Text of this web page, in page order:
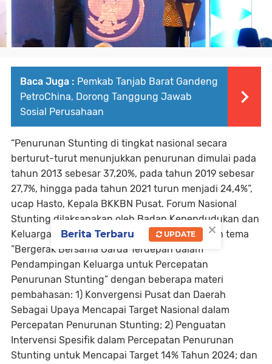
Baca Juga : Pemkab Tanjab Barat Gandeng
PetroChina, Dorong Tanggung Jawab
Sosial Perusahaan
“Penurunan Stunting di tingkat nasional secara
berturut-turut menunjukkan penurunan dimulai pada
tahun 2013 sebesar 37,20%, pada tahun 2019 sebesar
27,7%, hingga pada tahun 2021 turun menjadi 24,4%”,
ucap Hasto, Kepala BKKBN Pusat. Forum Nasional
Stunting dilaksanakan oleh Badan Kependudukan dan
Keluarga Berencana Nasional (BKKBN) dengan tema
”Bergerak Bersama Garda Terdepan dalam
Pendampingan Keluarga untuk Percepatan
Penurunan Stunting” dengan beberapa materi
pembahasan: 1) Konvergensi Pusat dan Daerah
Sebagai Upaya Mencapai Target Nasional dalam
Percepatan Penurunan Stunting; 2) Penguatan
Intervensi Spesifik dalam Percepatan Penurunan
Stunting untuk Mencapai Target 14% Tahun 2024; dan
×
Berita Terbaru UPDATE